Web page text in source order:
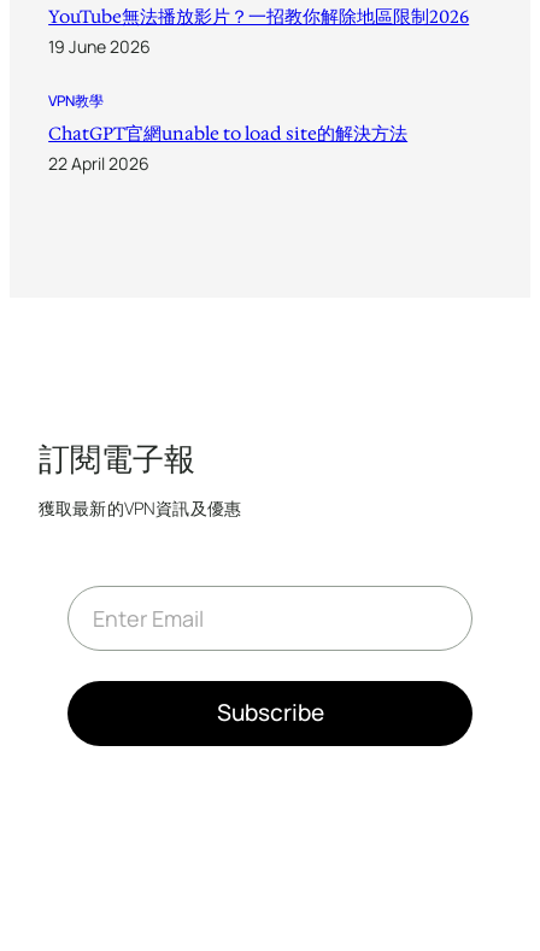
YouTube無法播放影片？一招教你解除地區限制2026
19 June 2026
VPN教學
ChatGPT官網unable to load site的解決方法
22 April 2026
訂閱電子報
獲取最新的VPN資訊及優惠
E
m
a
*
Subscribe